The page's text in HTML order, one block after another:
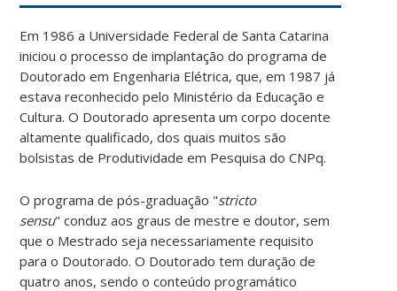
Em 1986 a Universidade Federal de Santa Catarina
iniciou o processo de implantação do programa de
Doutorado em Engenharia Elétrica, que, em 1987 já
estava reconhecido pelo Ministério da Educação e
Cultura. O Doutorado apresenta um corpo docente
altamente qualificado, dos quais muitos são
bolsistas de Produtividade em Pesquisa do CNPq.
O programa de pós-graduação "stricto
sensu" conduz aos graus de mestre e doutor, sem
que o Mestrado seja necessariamente requisito
para o Doutorado. O Doutorado tem duração de
quatro anos, sendo o conteúdo programático